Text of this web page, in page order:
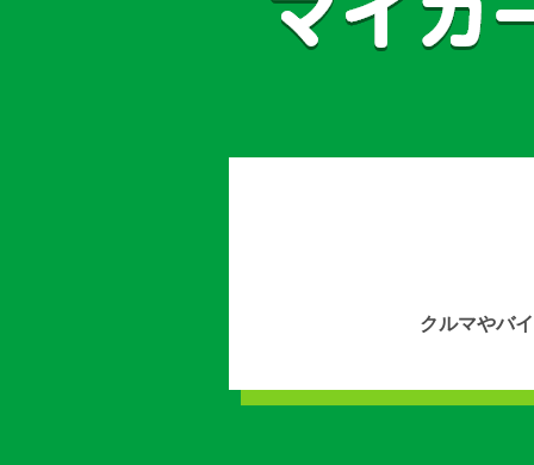
クルマやバ